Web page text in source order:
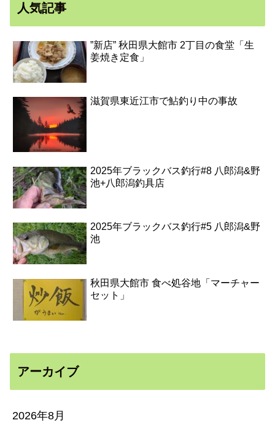
人気記事
”新店” 秋田県大館市 2丁目の食堂「生
姜焼き定食」
滋賀県東近江市で鮎釣り中の事故
2025年ブラックバス釣行#8 八郎潟&野
池+八郎潟釣具店
2025年ブラックバス釣行#5 八郎潟&野
池
秋田県大館市 食べ処谷地「マーチャー
セット」
アーカイブ
2026年8月